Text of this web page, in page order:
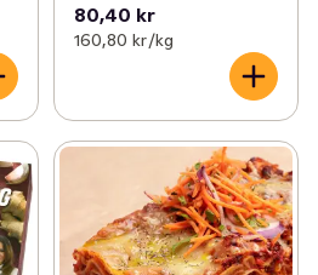
80,40 kr
160,80 kr /kg